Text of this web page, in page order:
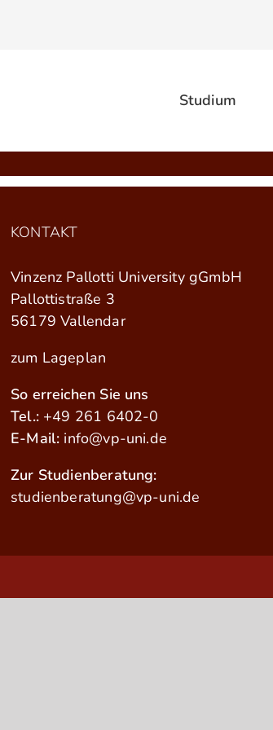
Studium
KONTAKT
Vinzenz Pallotti University gGmbH
Pallottistraße 3
56179 Vallendar
zum Lageplan
So erreichen Sie uns
Tel.:+49 261 6402-0
E-Mail: info@vp-uni.de
Zur Studienberatung:
studienberatung@vp-uni.de